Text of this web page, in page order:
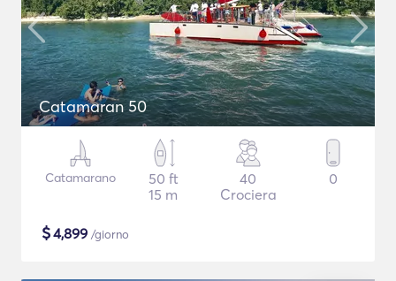
Catamaran 50
Catamarano
50 ft
15 m
40
Crociera
0
$4,899 /giorno